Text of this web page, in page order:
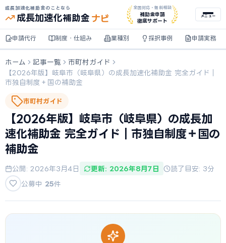
成長加速化補助金のことなら
成長加速化補助金 ナビ
全国対応・無料相談
補助金申請
徹底サポート
メニュー
申請代行 制度・仕組み 業種別 採択事例 申請実務
ホーム 記事一覧
市町村ガイド
【2026年版】岐阜市（岐阜県）の成長加速化補助金 完全ガイド｜
市独自制度＋国の補助金
市町村ガイド
【2026年版】岐阜市（岐阜県）の成長加
速化補助金 完全ガイド｜市独自制度＋国の
補助金
公開: 2026年3月4日 更新: 2026年8月7日
読了目安: 3分
公募中 25件